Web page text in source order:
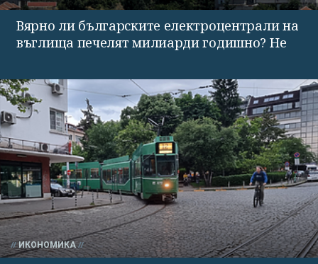
Вярно ли българските електроцентрали на
въглища печелят милиарди годишно? Не
ИКОНОМИКА